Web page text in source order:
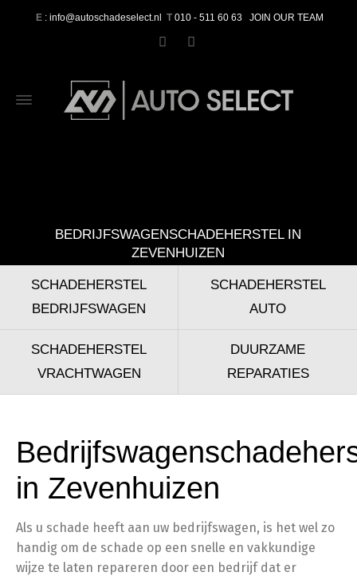
E : info@autoschadeselect.nl T 010 - 511 60 63 JOIN OUR TEAM
BEDRIJFSWAGENSCHADEHERSTEL IN
ZEVENHUIZEN
SCHADEHERSTEL
BEDRIJFSWAGEN
SCHADEHERSTEL
AUTO
SCHADEHERSTEL
VRACHTWAGEN
DUURZAME
REPARATIES
in Zevenhuizen
Als u schade heeft aan uw bedrijfswagen, is het wel zo
handig om de schade op een snelle en vakkundige
wijze te laten repareren door een bedrijf dat er